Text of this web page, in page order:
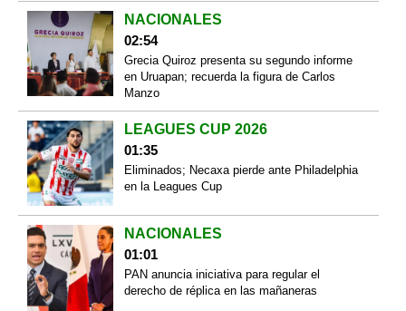
NACIONALES
02:54
Grecia Quiroz presenta su segundo informe
en Uruapan; recuerda la figura de Carlos
Manzo
LEAGUES CUP 2026
01:35
Eliminados; Necaxa pierde ante Philadelphia
en la Leagues Cup
NACIONALES
01:01
PAN anuncia iniciativa para regular el
derecho de réplica en las mañaneras